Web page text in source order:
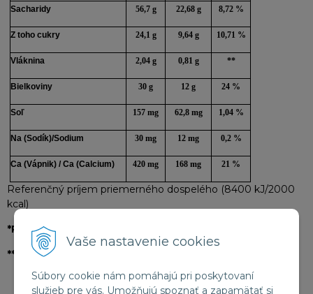
Vaše nastavenie cookies
Súbory cookie nám pomáhajú pri poskytovaní
služieb pre vás. Umožňujú spoznať a zapamätať si
Sacharidy 56,7 g 22,68 g 8,72 %
Z toho cukry 24,1 g 9,64 g 10,71 %
Vláknina 2,04 g 0,81 g **
Bielkoviny 30 g 12 g 24 %
Soľ 157 mg 62,8 mg 1,04 %
Na (Sodík)/Sodium 30 mg 12 mg 0,2 %
Ca (Vápnik) / Ca (Calcium) 420 mg 168 mg 21 %
Referenčný príjem priemerného dospelého (8400 kJ/2000
kcal)
*RVH- referenčná výživová hodnota
**RVHnie je stanovená